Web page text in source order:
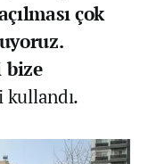
çok
bize